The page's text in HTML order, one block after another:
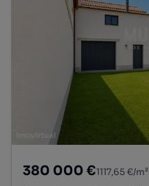
380 000 €1117,65 €/m²